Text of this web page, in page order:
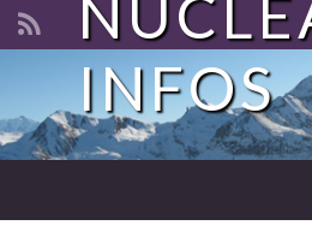
Search for:
INFOS